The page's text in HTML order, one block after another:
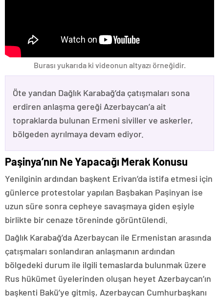
Burası yukarıda ki videonun altyazı örneğidir.
Öte yandan Dağlık Karabağ’da çatışmaları sona
erdiren anlaşma gereği Azerbaycan’a ait
topraklarda bulunan Ermeni siviller ve askerler,
bölgeden ayrılmaya devam ediyor.
Paşinya’nın Ne Yapacağı Merak Konusu
Yenilginin ardından başkent Erivan’da istifa etmesi için
günlerce protestolar yapılan Başbakan Paşinyan ise
uzun süre sonra cepheye savaşmaya giden eşiyle
birlikte bir cenaze töreninde görüntülendi.
Dağlık Karabağ’da Azerbaycan ile Ermenistan arasında
çatışmaları sonlandıran anlaşmanın ardından
bölgedeki durum ile ilgili temaslarda bulunmak üzere
Rus hükümet üyelerinden oluşan heyet Azerbaycan’ın
başkenti Bakü’ye gitmiş, Azerbaycan Cumhurbaşkanı